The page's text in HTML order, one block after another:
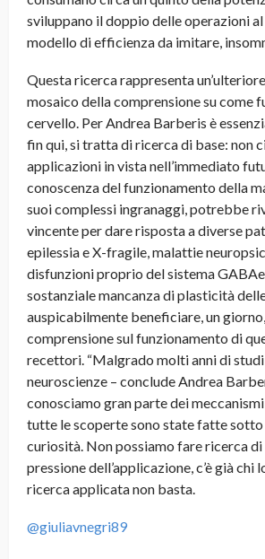
sviluppano il doppio delle operazioni
modello di efficienza da imitare,
Questa ricerca rappresenta
mosaico della comprensione su come
cervello. Per Andrea Barberis è
fin qui, si tratta di ricerca di base: non
applicazioni in vista nell’immediato
conoscenza del funzionamento della
suoi complessi ingranaggi, potrebbe
vincente per dare risposta a diverse
epilessia e X-fragile, malattie
disfunzioni proprio del sistema
sostanziale mancanza di plasticità
auspicabilmente beneficiare, un
comprensione sul funzionamento di
recettori. “Malgrado molti anni di
neuroscienze – conclude Andrea
conosciamo gran parte dei
tutte le scoperte sono state fatte sotto
curiosità. Non possiamo fare ricerca di
pressione dell’applicazione, c’è già chi
ricerca applicata non basta.
@giuliavnegri89